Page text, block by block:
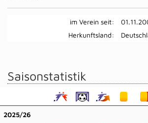
im Verein seit:
Herkunftsland:
Saisonstatistik
2025/26